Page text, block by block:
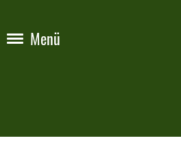
Menü